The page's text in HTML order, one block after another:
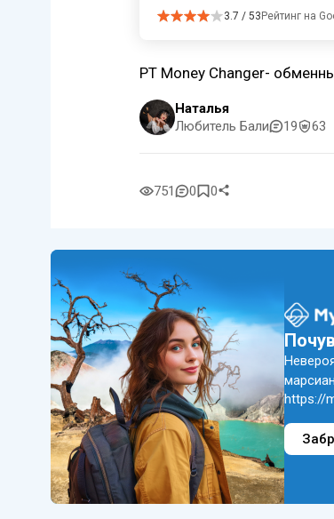
3.7 / 53 Рейтинг на
PT Money Changer-
Наталья
Любитель Бали
19 63
751 0 0
https://